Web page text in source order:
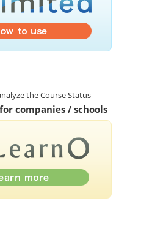
the Course Status
companies / schools